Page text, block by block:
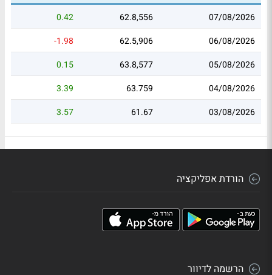
07/08/2026
62.8,556
0.42
06/08/2026
62.5,906
-1.98
05/08/2026
63.8,577
0.15
04/08/2026
63.759
3.39
03/08/2026
61.67
3.57
הורדת אפליקציה
הרשמה לדיוור